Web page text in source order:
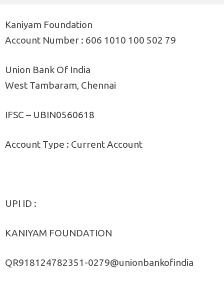
Kaniyam Foundation
Account Number : 606 1010 100 502 79
Union Bank Of India
West Tambaram, Chennai
IFSC – UBIN0560618
Account Type : Current Account
UPI ID :
KANIYAM FOUNDATION
QR918124782351-0279@unionbankofindia